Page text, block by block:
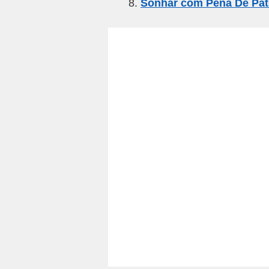
Sonhar com Pena De